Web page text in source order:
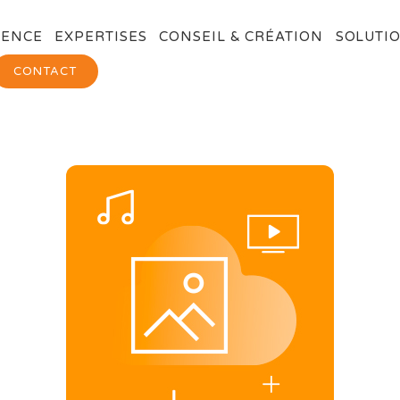
EXPERTISES CONSEIL & CRÉATION
CONTACT